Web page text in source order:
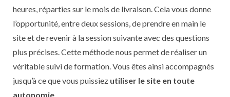
heures, réparties sur le mois de livraison. Cela vous donne
l’opportunité, entre deux sessions, de prendre en main le
site et de revenir à la session suivante avec des questions
plus précises. Cette méthode nous permet de réaliser un
véritable suivi de formation. Vous êtes ainsi accompagnés
jusqu’à ce que vous puissiez utiliser le site en toute
autonomie